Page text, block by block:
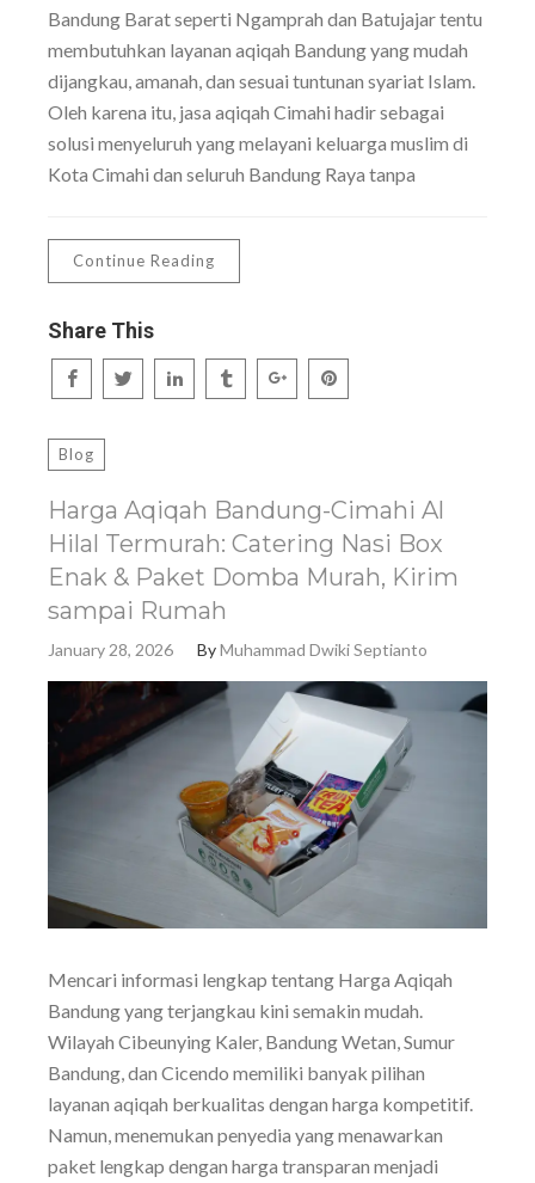
Bandung Barat seperti Ngamprah dan Batujajar tentu
membutuhkan layanan aqiqah Bandung yang mudah
dijangkau, amanah, dan sesuai tuntunan syariat Islam.
Oleh karena itu, jasa aqiqah Cimahi hadir sebagai
solusi menyeluruh yang melayani keluarga muslim di
Kota Cimahi dan seluruh Bandung Raya tanpa
Continue Reading
Share This
Blog
Harga Aqiqah Bandung-Cimahi Al
Hilal Termurah: Catering Nasi Box
Enak & Paket Domba Murah, Kirim
sampai Rumah
January 28, 2026 ByMuhammad Dwiki Septianto
Mencari informasi lengkap tentang Harga Aqiqah
Bandung yang terjangkau kini semakin mudah.
Wilayah Cibeunying Kaler, Bandung Wetan, Sumur
Bandung, dan Cicendo memiliki banyak pilihan
layanan aqiqah berkualitas dengan harga kompetitif.
Namun, menemukan penyedia yang menawarkan
paket lengkap dengan harga transparan menjadi